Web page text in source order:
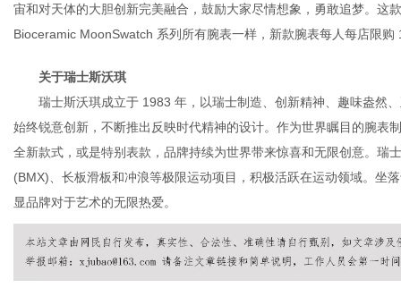
宙和对天体的大胆创新完美融合，鼓励大家尽情想象，勇敢追梦。这
Bioceramic MoonSwatch 系列所有腕表一样，新款腕表每人每店限购
关于瑞士斯沃琪
瑞士斯沃琪成立于 1983 年，以瑞士制造、创新精神、趣味盎然
始终锐意创新，不断推出反映时代精神的设计。作为世界瞩目的腕表
全新款式，或是特别表款，品牌持续为世界带来惊喜和无限创意。瑞
(BMX)、长板滑板和冲浪等极限运动项目，积极活跃在运动领域。坐
显品牌对于艺术的无限热爱。